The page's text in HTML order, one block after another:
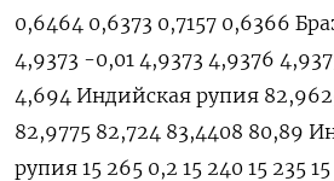
0,6464 0,6373 0,7157 0,6366
4,9373 -0,01 4,9373 4,9376
4,694 Индийская рупия
82,9775 82,724 83,4408 80,89
рупия 15 265 0,2 15 240 15 235